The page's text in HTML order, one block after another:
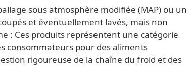
sous atmosphère modifiée (MAP) ou un
et éventuellement lavés, mais non
: Ces produits représentent une catégorie
consommateurs pour des aliments
rigoureuse de la chaîne du froid et des